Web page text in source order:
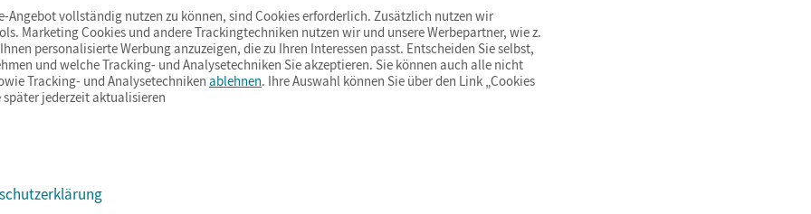
(Lieferung in 3–6 Tagen).
& Co.
Angebot vollständig nutzen zu können, sind Cookies erforderlich. Zusätzlich nutzen wir
Marketing Cookies und andere Trackingtechniken nutzen wir und unsere Werbepartner, wie z.
personalisierte Werbung anzuzeigen, die zu Ihren Interessen passt. Entscheiden Sie selbst,
und welche Tracking- und Analysetechniken Sie akzeptieren. Sie können auch alle nicht
Tracking- und Analysetechniken ablehnen. Ihre Auswahl können Sie über den Link „Cookies
später jederzeit aktualisieren